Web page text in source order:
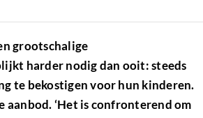
grootschalige
harder nodig dan ooit: steeds
te bekostigen voor hun kinderen.
‘Het is confronterend om